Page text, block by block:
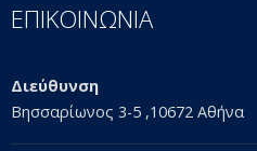
ΕΠΙΚΟΙΝΩΝΙΑ
Διεύθυνση
Βησσαρίωνος 3-5 ,10672 Αθήνα